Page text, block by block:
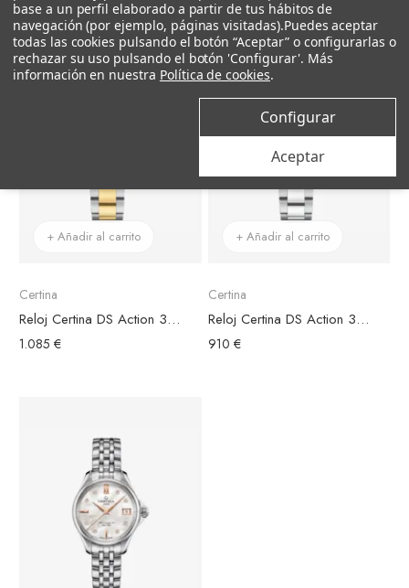
+ Añadir al carrito
Certina
Reloj Certina DS Action 34.5mm Bicolor, Esfera Negra
1.085 €
+ Añadir al carrito
Certina
Reloj Certina DS Action 34.5mm Acero, Esfera Negra
910 €
base a un perfil elaborado a partir de tus hábitos de
navegación (por ejemplo, páginas visitadas).Puedes aceptar
todas las cookies pulsando el botón “Aceptar” o configurarlas o
rechazar su uso pulsando el botón 'Configurar'. Más
información en nuestra Política de cookies.
Configurar
Aceptar